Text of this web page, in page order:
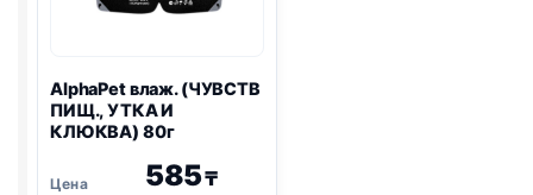
AlphaPet влаж. (ЧУВСТВ
ПИЩ., УТКА И
КЛЮКВА) 80г
585₸